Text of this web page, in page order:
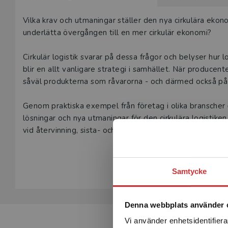
Samtycke
Denna webbplats använder
Vi använder
Våra
under 180
vår
Den här
Beskrivning
Vilka krav och utmaningar ställer den nya cirkulära
underlätta övergången till en mer cirkulär ekonomi?
Cirkulär logistik svarar på dessa frågor och belyser
blir en allt vanligare strategi i samhället. När
såväl produkterna som råvarorna - och därmed också
Genom praktiska exempel från företag i olika
lösningar och nya utmaningar för den cirkulära
vid återvinning, sista- och första-milen-transporter och
Cirkulär logistik riktar sig till studenter inom logistik